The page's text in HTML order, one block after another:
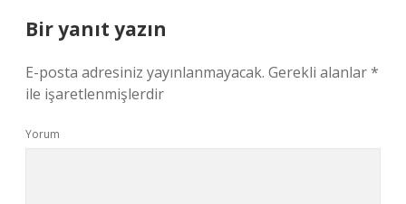
Bir yanıt yazın
E-posta adresiniz yayınlanmayacak. Gerekli alanlar*
ile işaretlenmişlerdir
Yorum